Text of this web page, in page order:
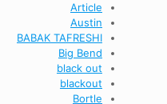
Article
Austin
BABAK TAFRESHI
Big Bend
black out
blackout
Bortle